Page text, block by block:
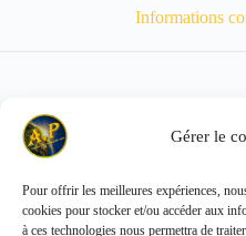
Gérer le
Pour offrir les meilleures expériences,
cookies pour stocker et/ou accéder aux
à ces technologies nous permettra de
Informations
Poids
Copyright © 2026 - ALL